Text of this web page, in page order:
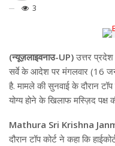
3
(न्यूज़लाइवनाउ-UP)उत्तर प्रदेश
सर्वे के आदेश पर मंगलवार (16
है. मामले की सुनवाई के दौरान
योग्य होने के खिलाफ मस्ज़िद पक्ष
Mathura Sri Krishna
दौरान टॉप कोर्ट ने कहा कि